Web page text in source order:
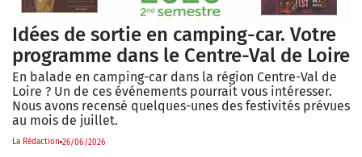
Idées de sortie en camping-car. Votre
programme dans le Centre-Val de Loire
En balade en camping-car dans la région Centre-Val de
Loire ? Un de ces événements pourrait vous intéresser.
Nous avons recensé quelques-unes des festivités prévues
au mois de juillet.
La Rédaction 26/06/2026